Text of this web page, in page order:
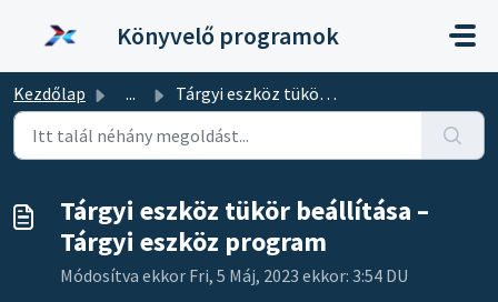
Könyvelő programok
Kezdőlap ... Tárgyi eszköz tükör beállítása – Tárgyi eszköz program
Tárgyi eszköz tükör beállítása –
Tárgyi eszköz program
Módosítva ekkor Fri, 5 Máj, 2023 ekkor: 3:54 DU